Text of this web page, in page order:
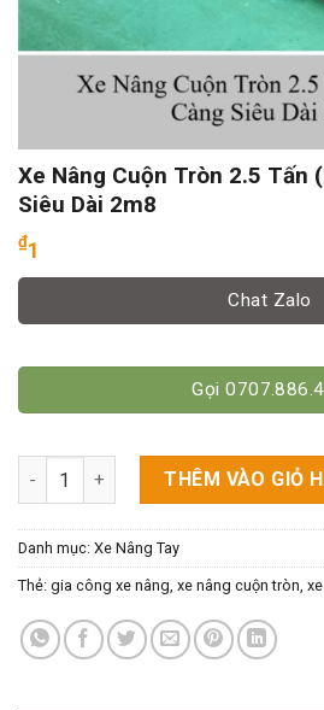
Xe Nâng Cuộn Tròn 2.5 Tấn
Siêu Dài 2m8
₫1
Chat Zalo
Gọi
Xe Nâng Cuộn Tròn 2.5 Tấn
THÊM VÀO GIỎ
Danh mục: Xe Nâng Tay
Thẻ: gia công xe nâng, xe nâng cuộn tròn,